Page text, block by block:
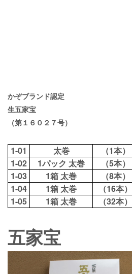
かぞブランド認定
生五家宝
（第１６０２７号）
1-01 太巻 （1本）
1-02
1パック 太巻 （5本）
1-03
1箱 太巻 （8本）
1-04
1箱 太巻 （16本）
1-05
1箱 太巻 （32本）
五家宝